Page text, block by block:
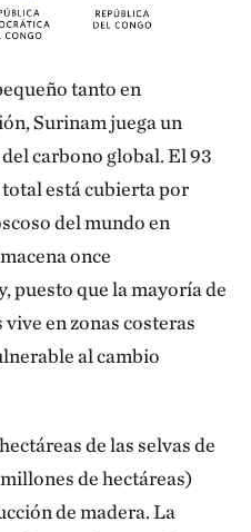
tanto en
Surinam juega un
carbono global. El 93
está cubierta por
del mundo en
once
puesto que la mayoría de
en zonas costeras
al cambio
de las selvas de
de hectáreas)
de madera. La